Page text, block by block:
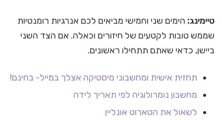
טיימינג: הימים שני וחמישי מביאים לכם אנרגיות רומנטיות
שממש טובות לקטעים של חיזורים וכאלה. אם הצד השני
ביישן, כדאי שאתם תתחילו ראשונים.
תחזית אישית ומחשבוני מיסטיקה אצלך במייל- בחינם!
מחשבון נומרולוגיה לפי תאריך לידה
לשאול את הטארוט אונליין